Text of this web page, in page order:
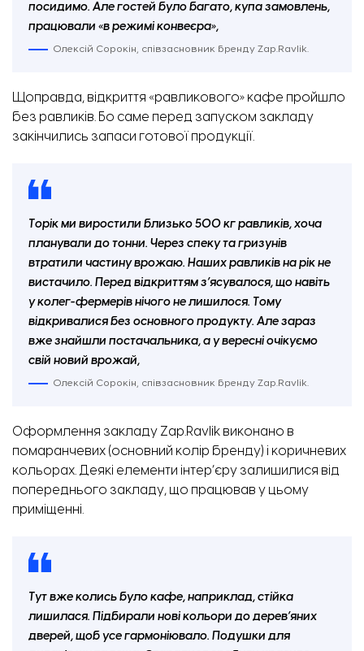
посидимо. Але гостей було багато, купа замовлень,
працювали «в режимі конвеєра»,
Олексій Сорокін, співзасновник бренду Zap.Ravlik.
Щоправда, відкриття «равликового» кафе пройшло
без равликів. Бо саме перед запуском закладу
закінчились запаси готової продукції.
Торік ми виростили близько 500 кг равликів, хоча
планували до тонни. Через спеку та гризунів
втратили частину врожаю. Наших равликів на рік не
вистачило. Перед відкриттям з’ясувалося, що навіть
у колег-фермерів нічого не лишилося. Тому
відкривалися без основного продукту. Але зараз
вже знайшли постачальника, а у вересні очікуємо
свій новий врожай,
Олексій Сорокін, співзасновник бренду Zap.Ravlik.
Оформлення закладу Zap.Ravlik виконано в
помаранчевих (основний колір бренду) і коричневих
кольорах. Деякі елементи інтер’єру залишилися від
попереднього закладу, що працював у цьому
приміщенні.
Тут вже колись було кафе, наприклад, стійка
лишилася. Підбирали нові кольори до дерев’яних
дверей, щоб усе гармоніювало. Подушки для